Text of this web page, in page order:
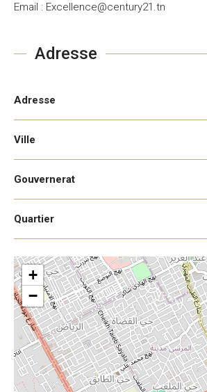
Email : Excellence@century21.tn
Adresse
Adresse
Ville
Gouvernerat
Quartier
+
−